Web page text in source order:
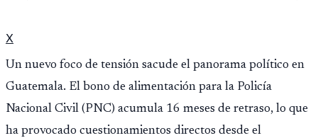
X
Un nuevo foco de tensión sacude el panorama político en
Guatemala. El bono de alimentación para la Policía
Nacional Civil (PNC) acumula 16 meses de retraso, lo que
ha provocado cuestionamientos directos desde el